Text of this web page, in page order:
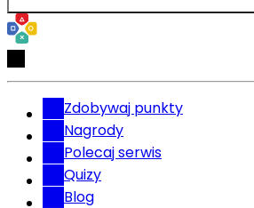
Zdobywaj punkty
Nagrody
Polecaj serwis
Quizy
Blog